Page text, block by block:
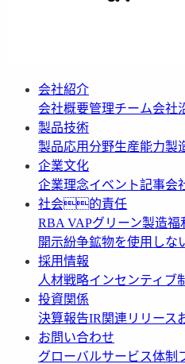
会社紹介
会社概要管理チーム会社
製品技術
製品応用分野生産能力製
企業文化
企業理念イベント記事会
社会的責任
RBA VAPグリーン製造福
開示紛争鉱物を使用しな
採用情報
人材戦略インセンティブ
投資関係
決算報告IR関連リリース
お問い合わせ
グローバルサービス体制